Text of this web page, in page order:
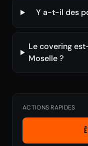
Y a-t-il des
Le covering
Moselle ?
ACTIONS RAPIDES